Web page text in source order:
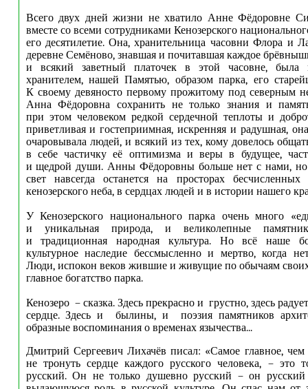
Всего двух дней жизни не хватило Анне Фёдоровне
вместе со всеми сотрудниками Кенозерского
его десятилетие. Она, хранительница часовни Флора и
деревне Семёново, знавшая и почитавшая каждое
и всякий заветный платочек в этой часовне, была
хранителем, нашей Памятью, образом парка, его
К своему девяносто первому прожитому под северным
Анна Фёдоровна сохранить не только знания и
при этом человеком редкой сердечной теплоты и
приветливая и гостеприимная, искренняя и радушная,
очаровывала людей, и всякий из тех, кому довелось
в себе частичку её оптимизма и веры в будущее,
и щедрой души. Анны Фёдоровны больше нет с нами,
свет навсегда останется на просторах
кенозерского неба, в сердцах людей и в истории нашего
У Кенозерского национального парка очень много
и уникальная природа, и великолепные
и традиционная народная культура. Но всё наше
культурное наследие бессмысленно и мертво, когда
Люди, испокон веков жившие и живущие по обычаям
главное богатство парка.
Кенозеро – сказка. Здесь прекрасно и грустно, здесь
сердце. Здесь и былины, и поэзия памятников
образные воспоминания о временах язычества...
Дмитрий Сергеевич Лихачёв писал: «Самое главное,
не тронуть сердце каждого русского человека, – это
русский. Он не только душевно русский – он